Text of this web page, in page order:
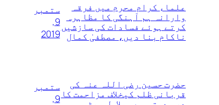
علماء کرام محرم میں فرقہ
وارانہ ہم آہنگی کا مظاہرہ
کرتے ہوئے فسادات کی سازشیں
ناکام بنا دیں، مصطفیٰ کمال
ستمبر
9,
2019
حضرت حسین رضی اللہ عنہ کی
قربانی ظلم کیخلاف مزاحمت کا
ستمبر
9,